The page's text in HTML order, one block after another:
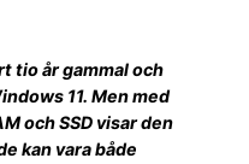
tio år gammal och
11. Men med
och SSD visar den
kan vara både